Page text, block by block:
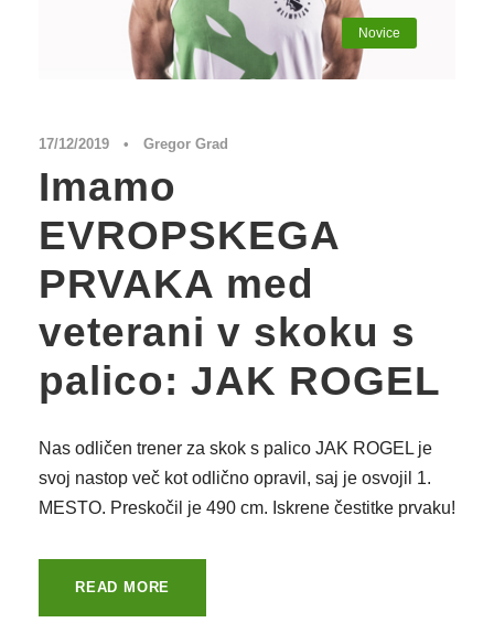
Novice
17/12/2019 • Gregor Grad
Imamo
EVROPSKEGA
PRVAKA med
veterani v skoku s
palico: JAK ROGEL
Nas odličen trener za skok s palico JAK ROGEL je
svoj nastop več kot odlično opravil, saj je osvojil 1.
MESTO. Preskočil je 490 cm. Iskrene čestitke prvaku!
READ MORE